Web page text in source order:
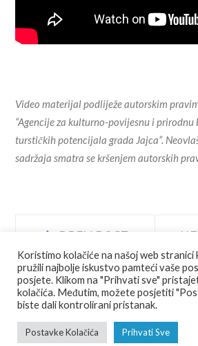
Video materijal podliježe autorskim
“Agencije za kulturno-povijesnu i
turstičkih potencijala grada Jajca”.
sadržaja smatra se kršenjem autorskih
Navigacija
objava
PREV POST
© COPYRIGHTJU AGENCIJA JAJCE
FOTO
VIDEO
Koristimo kolačiće na našoj web stranici
pružili najbolje iskustvo pamteći vaše
posjete. Klikom na "Prihvati sve"
kolačića. Međutim, možete posjetiti
biste dali kontrolirani pristanak.
Postavke Kolačića Prihvati Sve